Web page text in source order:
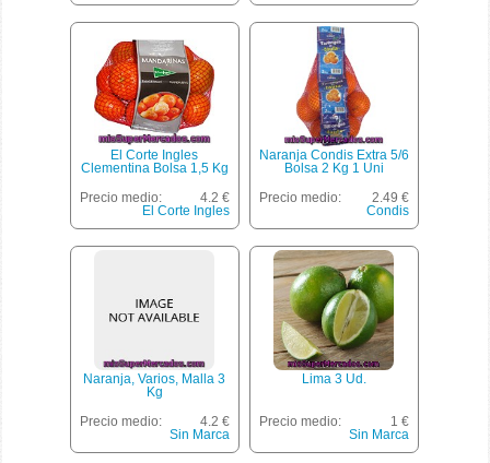
El Corte Ingles
Clementina Bolsa 1,5 Kg
Precio medio:
4.2 €
El Corte Ingles
Naranja Condis Extra 5/6
Bolsa 2 Kg 1 Uni
Precio medio:
2.49 €
Condis
Naranja, Varios, Malla 3
Kg
Precio medio:
4.2 €
Sin Marca
Lima 3 Ud.
Precio medio:
1 €
Sin Marca